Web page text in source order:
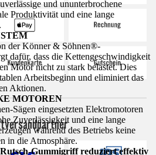
und ununterbrochene
Produktivität und eine lange
der Könner & Söhnen®-
dafür, dass die Kettengeschwindigkeit
Motor nicht zu stark belastet. Dies
Arbeitsbeginn und eliminiert das
Aktionen.
MOTOREN
Sägen eingesetzten Elektromotoren
Zuverlässigkeit und eine lange
während des Betriebs keine
in die Atmosphäre.
Gummigriff reduziert effektiv